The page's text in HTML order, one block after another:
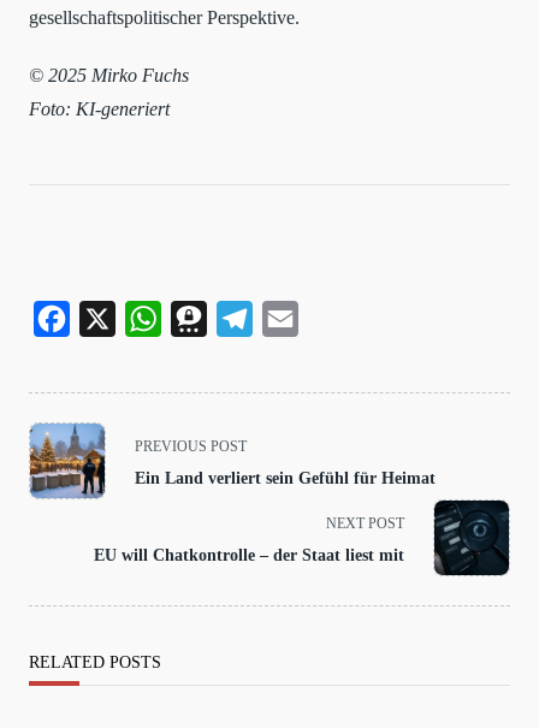
gesellschaftspolitischer Perspektive.
© 2025 Mirko Fuchs
Foto: KI-generiert
Facebook WhatsAppThreemaTelegram
<span
class="nav-
subtitle
PREVIOUS POST
Ein Land verliert sein Gefühl für Heimat
NEXT POST
EU will Chatkontrolle – der Staat liest mit
RELATED POSTS